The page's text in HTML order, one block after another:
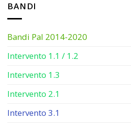
BANDI
Bandi Pal 2014-2020
Intervento 1.1 / 1.2
Intervento 1.3
Intervento 2.1
Intervento 3.1